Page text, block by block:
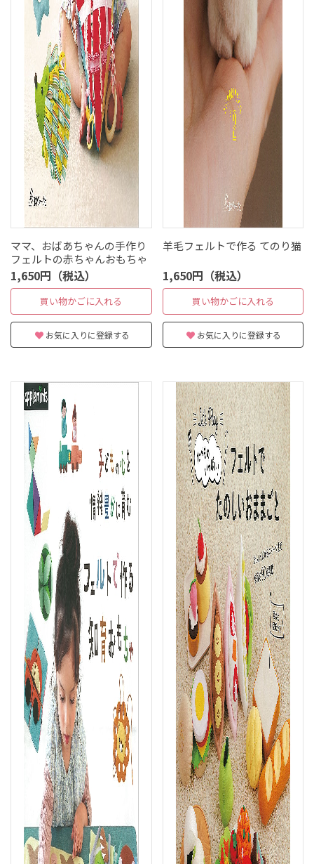
ママ、おばあちゃんの手作り
フェルトの赤ちゃんおもちゃ
1,650円（税込）
買い物かごに入れる
お気に入りに登録する
羊毛フェルトで作る てのり猫
1,650円（税込）
買い物かごに入れる
お気に入りに登録する